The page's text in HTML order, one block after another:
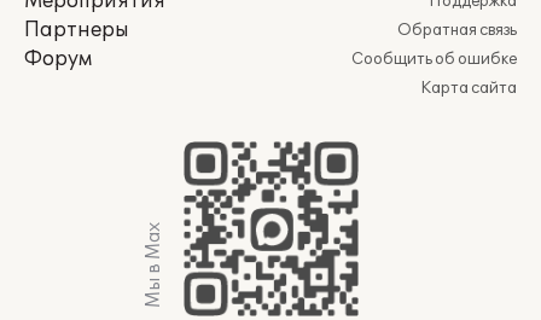
Партнеры
Форум
Обратная связь
Сообщить об ошибке
Карта сайта
Мы в Max